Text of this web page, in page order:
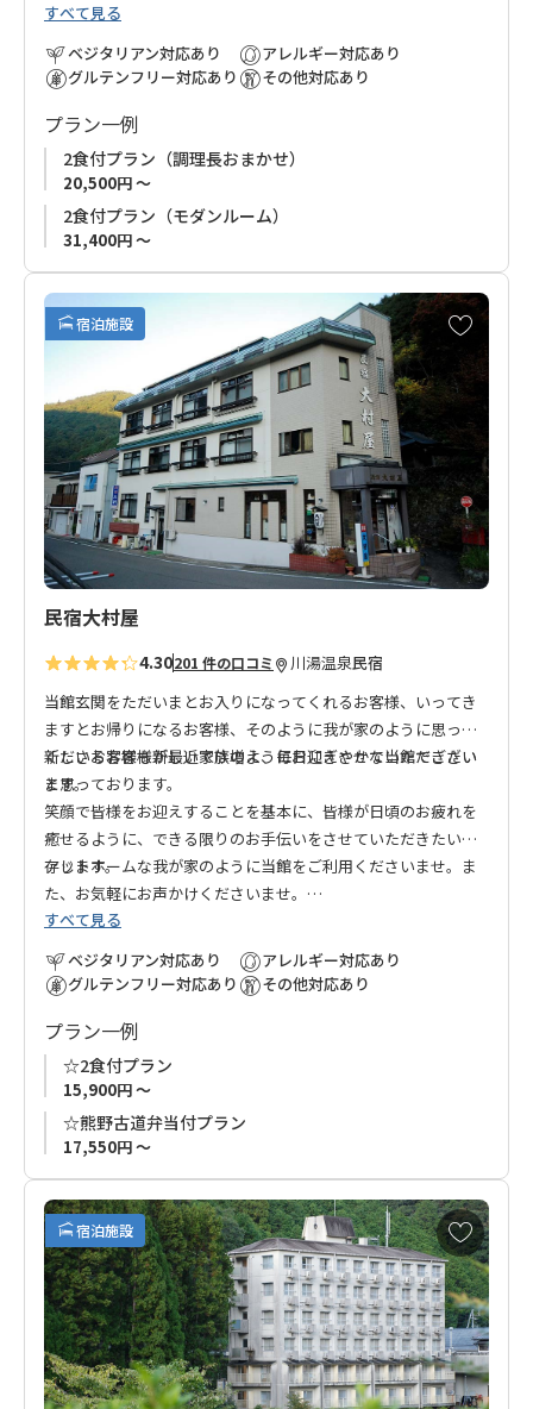
風呂」をお楽しみ頂けます。館内にも間近の源泉から引き込ん
だ大浴場および館内露天風呂があり、旅のお疲れを癒して頂け
ます。泉質は神経痛等に効能がある単純泉。体の内側よりポカ
ポカと温まる不思議なお湯でございます。（川原の露店風呂・
仙人風呂は荒天・増水時、御利用頂けない場合がございます）
すべて見る
ベジタリアン対応あり
グルテンフリー対応あり
アレルギー対応あり
その他対応あり
プラン一例
2食付プラン（調理長おまかせ）
20,500円 ～
2食付プラン（モダンルーム）
31,400円 ～
宿泊施設
お
入
に
追
加
民宿大村屋
4.30201 件の口コミ 川湯温泉民宿
当館玄関をただいまとお入りになってくれるお客様、いってき
ますとお帰りになるお客様、そのように我が家のように思って
くださるお客様が最近では増え、毎日にぎやかな当館でござい
ます。
新しいお客様も新しい家族のようにお迎えさせていただきたい
と思っております。
笑顔で皆様をお迎えすることを基本に、皆様が日頃のお疲れを
癒せるように、できる限りのお手伝いをさせていただきたいと
存じます。
アットホームな我が家のように当館をご利用くださいませ。ま
た、お気軽にお声かけくださいませ。
【ご注意】
本館（１号館）ロビー及び、別館（２号館）には常駐の猫と犬
がおります。
猫・犬アレルギーの方は、ご利用をご遠慮ください。
ご理解をいただきました上でのご予約をお願いいたします。
すべて見る
ベジタリアン対応あり
グルテンフリー対応あり
アレルギー対応あり
その他対応あり
プラン一例
☆2食付プラン
15,900円 ～
☆熊野古道弁当付プラン
17,550円 ～
宿泊施設
お
気
に
入
り
に
追
加